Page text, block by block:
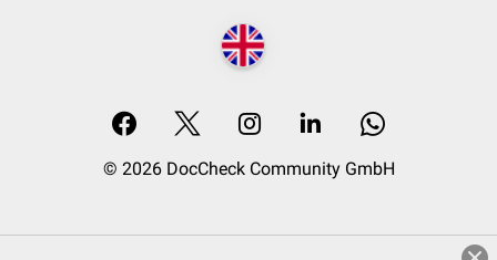
© 2026 DocCheck Community GmbH